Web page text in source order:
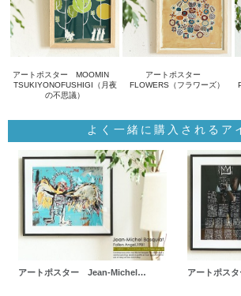
アートポスター MOOMIN
TSUKIYONOFUSHIGI（月夜
の不思議）
アートポスター
FLOWERS（フラワーズ）
よく一緒に購入されるア
アートポスター Jean-Michel… アートポス